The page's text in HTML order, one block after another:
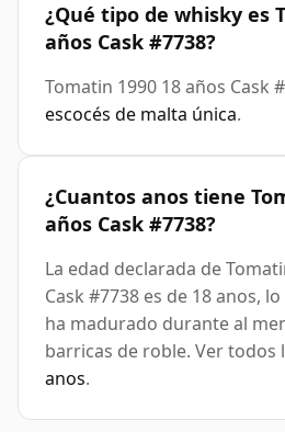
¿Qué tipo de whisky es
años Cask #7738?
Tomatin 1990 18 años Cask
escocés de malta única.
¿Cuantos anos tiene
años Cask #7738?
La edad declarada de
Cask #7738 es de 18 anos,
ha madurado durante al
barricas de roble. Ver todos
anos.